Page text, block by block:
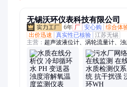
无锡沃环仪表科技有限公司
6年 厂 安心购 综合体
出价迅速
真实性已核验 江苏无锡
主营： 超声波液位计、涡轮流量计、
化物分析仪、溶氧分析仪、氧化锆分